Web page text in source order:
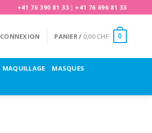
+41 76 390 81 33 | +41 76 696 81 33
CONNEXION PANIER / 0,00 CHF 0
MAQUILLAGE MASQUES